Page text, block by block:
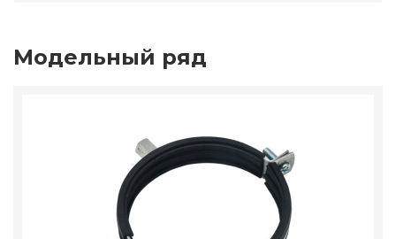
Модельный ряд